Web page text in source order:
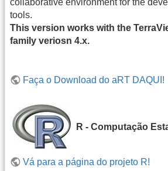
collaborative environment for the
tools.
This version works with the
family veriosn 4.x.
Faça o Download do aRT DAQUI!
R - Computação
Vá para a página do projeto R!